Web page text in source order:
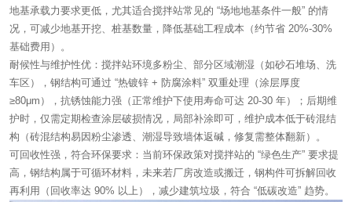
地基承载力要求更低，尤其适合搅拌站常见的 “场地地基条件一般” 的情
况，可减少地基开挖、桩基数量，降低基础工程成本（约节省 20%-30%
基础费用）。
耐候性与维护性优：搅拌站环境多粉尘、部分区域潮湿（如砂石堆场、洗
车区），钢结构可通过 “热镀锌 + 防腐涂料” 双重处理（涂层厚度
≥80μm），抗锈蚀能力强（正常维护下使用寿命可达 20-30 年）；后期维
护时，仅需定期检查涂层破损情况，局部补涂即可，维护成本低于砖混结
构（砖混结构易因粉尘渗透、潮湿导致墙体返碱，修复需整体翻新）。
可回收性强，符合环保要求：当前环保政策对搅拌站的 “绿色生产” 要求提
高，钢结构属于可循环材料，未来若厂房改造或搬迁，钢构件可拆解回收
再利用（回收率达 90% 以上），减少建筑垃圾，符合 “低碳改造” 趋势。